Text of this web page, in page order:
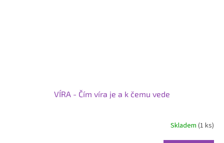
VÍRA - Čím víra je a k čemu vede
Skladem (1 ks)